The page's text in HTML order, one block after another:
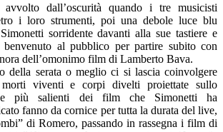
dall’oscurità quando i tre musicisti
i loro strumenti, poi una debole luce blu
sorridente davanti alla sue tastiere e
al pubblico per partire subito con
dell’omonimo film di Lamberto Bava.
della serata o meglio ci si lascia coinvolgere
viventi e corpi divelti proiettate sullo
più salienti dei film che Simonetti ha
fanno da cornice per tutta la durata del live,
di Romero, passando in rassegna i film di